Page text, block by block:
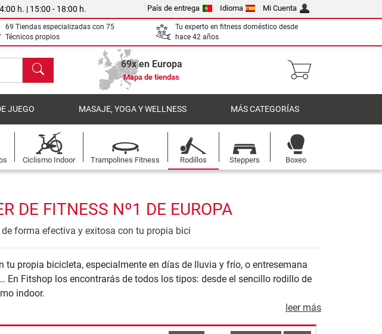
h. | 15:00 - 18:00 h. País de entrega Idioma Mi Cuenta
69 Tiendas especializadas con 75
Técnicos propios
Tu experto en fitness doméstico desde
hace 42 años
Buscar 69x en Europa
Mapa de tiendas
JUEGO MASAJE, YOGA Y WELLNESS MÁS CATEGORÍAS
Ciclismo Indoor Trampolines Fitness Rodillos Steppers Boxeo
DE FITNESS Nº1 DE EUROPA
forma efectiva y exitosa con tu propia bici
propia bicicleta, especialmente en días de lluvia y frío, o entresemana
Fitshop los encontrarás de todos los tipos: desde el sencillo rodillo de
indoor.
leer más